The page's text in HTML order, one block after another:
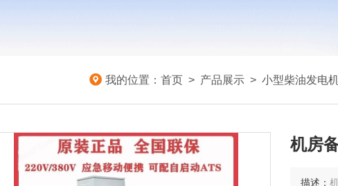
我的位置： 首页 > 产品展示 > 小型柴油发电
机房
描述：